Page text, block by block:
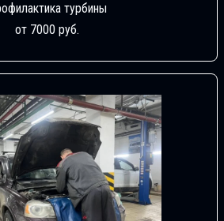
турбины
от 7000 руб.